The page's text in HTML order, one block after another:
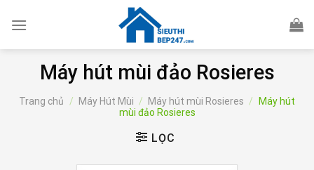
Máy hút mùi đảo Rosieres
Trang chủ / Máy Hút Mùi / Máy hút mùi Rosieres /
Máy hút
mùi đảo Rosieres
LỌC